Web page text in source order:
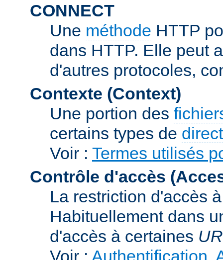
CONNECT
Une méthode HTTP
dans HTTP. Elle peut
d'autres protocoles,
Contexte (Context)
Une portion des
certains types de
Voir : Termes utilisés
Contrôle d'accès
La restriction d'accès
Habituellement dans
d'accès à certaines
Voir : Authentification,